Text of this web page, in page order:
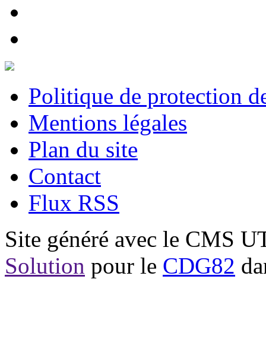
Politique de protection
Mentions légales
Plan du site
Contact
Flux RSS
Site généré avec le CMS
Solution pour le CDG82